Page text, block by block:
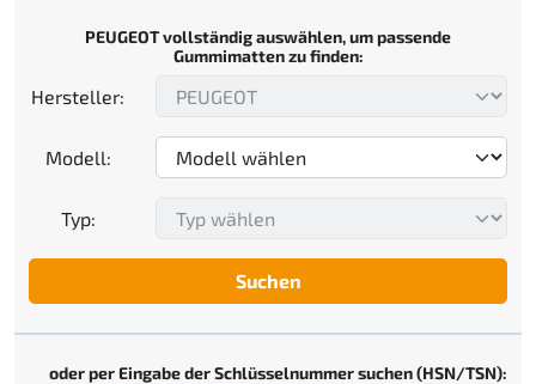
PEUGEOT vollständig auswählen, um passende
Gummimatten zu finden:
Hersteller:
Modell:
Typ:
Suchen
oder per Eingabe der Schlüsselnummer suchen (HSN/TSN):